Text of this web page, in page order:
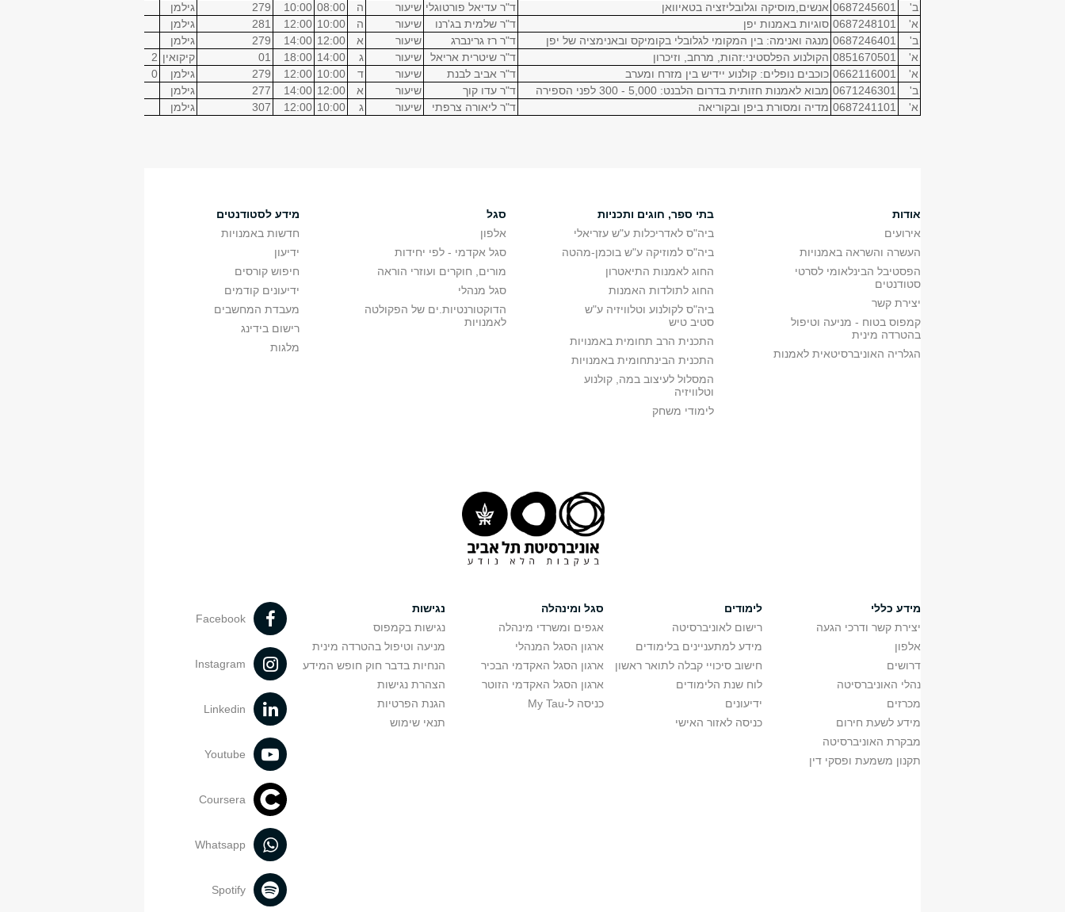
ב'
0687245601 אנשים,מוסיקה וגלובליזציה בטאיוואן ד"ר עדיאל פורטוגלי שיעור ה 08:00
10:00
279
גילמן
א'
0687248101 סוגיות באמנות יפן ד"ר שלמית בג'רנו שיעור ה 10:00
12:00
281
גילמן
ב'
0687246401 מנגה ואנימה: בין המקומי לגלובלי בקומיקס ובאנימציה של יפן ד"ר רז גרינברג שיעור א 12:00
14:00
279
גילמן
א'
0851670501 הקולנוע הפלסטיני:זהות, מרחב, וזיכרון ד"ר שיטרית אריאל שיעור ג 14:00
18:00
01 קיקואין 2
א'
0662116001 כוכבים נופלים: קולנוע יידיש בין מזרח ומערב ד"ר אביב לבנת שיעור ד 10:00
12:00
279 גילמן
0
ב'
0671246301 מבוא לאמנות חזותית בדרום הלבנט: 5,000 - 300 לפני הספירה ד"ר עדו קוך שיעור א 12:00
14:00
277
גילמן
א'
0687241101 מדיה ומסורת ביפן ובקוריאה ד"ר ליאורה צרפתי שיעור ג 10:00
12:00
307 גילמן
א'
רגעים נשגבים בתולדות הציור והקליגרפיה בסין פרופ' יואב אריאל 282
גילמן
א'
0687335501 פרופ' סרפר צביקה 262 גילמן
אודות
אירועים
העשרה והשראה באמנויות
הפסטיבל הבינלאומי לסרטי
סטודנטים
יצירת קשר
קמפוס בטוח - מניעה וטיפול
בהטרדה מינית
הגלריה האוניברסיטאית לאמנות
בתי ספר, חוגים ותכניות
ביה"ס לאדריכלות ע"ש עזריאלי
ביה"ס למוזיקה ע"ש בוכמן-מהטה
החוג לאמנות התיאטרון
החוג לתולדות האמנות
ביה"ס לקולנוע וטלוויזיה ע"ש
סטיב טיש
התכנית הרב תחומית באמנויות
התכנית הבינתחומית באמנויות
המסלול לעיצוב במה, קולנוע
וטלוויזיה
לימודי משחק
סגל
אלפון
סגל אקדמי - לפי יחידות
מורים, חוקרים ועוזרי הוראה
סגל מנהלי
הדוקטורנטיות.ים של הפקולטה
לאמנויות
מידע לסטודנטים
חדשות באמנויות
ידיעון
חיפוש קורסים
ידיעונים קודמים
מעבדת המחשבים
רישום בידינג
מלגות
מידע כללי
יצירת קשר ודרכי הגעה
אלפון
דרושים
נהלי האוניברסיטה
מכרזים
מידע לשעת חירום
מבקרת האוניברסיטה
תקנון משמעת ופסקי דין
לימודים
רישום לאוניברסיטה
מידע למתעניינים בלימודים
חישוב סיכויי קבלה לתואר ראשון
לוח שנת הלימודים
ידיעונים
כניסה לאזור האישי
סגל ומינהלה
אגפים ומשרדי מינהלה
ארגון הסגל המנהלי
ארגון הסגל האקדמי הבכיר
ארגון הסגל האקדמי הזוטר
כניסה ל-My Tau
נגישות
נגישות בקמפוס
מניעה וטיפול בהטרדה מינית
הנחיות בדבר חוק חופש המידע
הצהרת נגישות
הגנת הפרטיות
תנאי שימוש
Facebook
Instagram
Linkedin
Youtube
Coursera
Whatsapp
Spotify